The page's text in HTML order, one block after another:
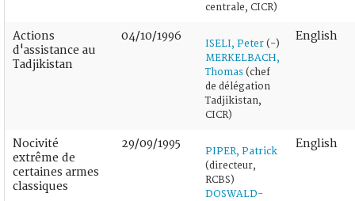
centrale, CICR)
Actions
d'assistance au
Tadjikistan
04/10/1996
ISELI, Peter (-)
MERKELBACH,
Thomas (chef
de délégation
Tadjikistan,
CICR)
English
Nocivité
extrême de
certaines armes
classiques
29/09/1995
PIPER, Patrick
(directeur,
RCBS)
DOSWALD-
English